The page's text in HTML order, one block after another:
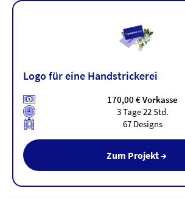
Logo für eine Handstrickerei
170,00 € Vorkasse
3 Tage 22 Std.
67 Designs
Zum Projekt →